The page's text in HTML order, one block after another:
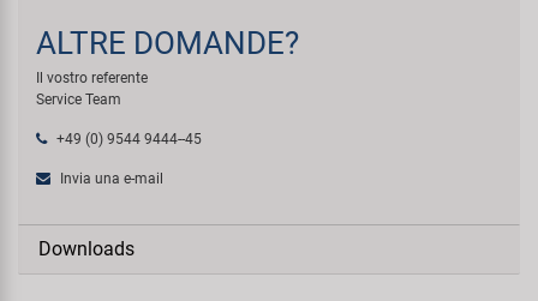
ALTRE DOMANDE?
Il vostro referente
Service Team
+49 (0) 9544 9444--45
Invia una e-mail
Downloads